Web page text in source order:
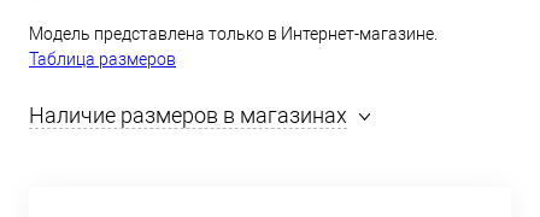
Модель представлена только в Интернет-магазине.
Таблица размеров
Наличие размеров в магазинах